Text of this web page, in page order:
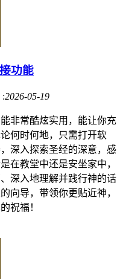
功能
:2026-05-19
非常酷炫实用，能让你充
何时何地，只需打开软
深入探索圣经的深意，感
在教堂中还是安坐家中，
深入地理解并践行神的话
向导，带领你更贴近神，
祝福！